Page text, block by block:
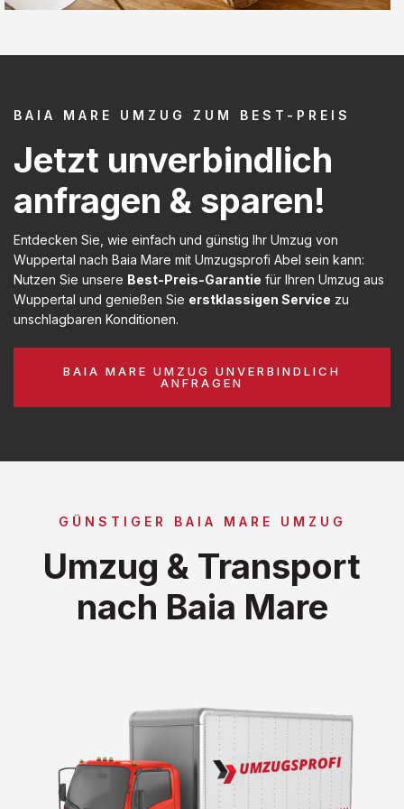
BAIA MARE UMZUG ZUM BEST-PREIS
Jetzt unverbindlich
anfragen & sparen!
Entdecken Sie, wie einfach und günstig Ihr Umzug von
Wuppertal nach Baia Mare mit Umzugsprofi Abel sein kann:
Nutzen Sie unsere Best-Preis-Garantie für Ihren Umzug aus
Wuppertal und genießen Sie erstklassigen Service zu
unschlagbaren Konditionen.
BAIA MARE UMZUG UNVERBINDLICH
ANFRAGEN
GÜNSTIGER BAIA MARE UMZUG
Umzug & Transport
nach Baia Mare